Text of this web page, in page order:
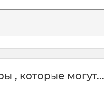
, которые могут...